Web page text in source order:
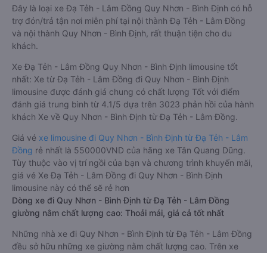
Đây là loại xe Đạ Tẻh - Lâm Đồng Quy Nhơn - Bình Định có hỗ
trợ đón/trả tận nơi miễn phí tại nội thành Đạ Tẻh - Lâm Đồng
và nội thành Quy Nhơn - Bình Định, rất thuận tiện cho du
khách.
Xe Đạ Tẻh - Lâm Đồng Quy Nhơn - Bình Định limousine tốt
nhất: Xe từ Đạ Tẻh - Lâm Đồng đi Quy Nhơn - Bình Định
limousine được đánh giá chung có chất lượng Tốt với điểm
đánh giá trung bình từ 4.1/5 dựa trên 3023 phản hồi của hành
khách Xe về Quy Nhơn - Bình Định từ Đạ Tẻh - Lâm Đồng.
Giá vé xe limousine đi Quy Nhơn - Bình Định từ Đạ Tẻh - Lâm
Đồng rẻ nhất là 550000VND của hãng xe Tân Quang Dũng.
Tùy thuộc vào vị trí ngồi của bạn và chương trình khuyến mãi,
giá vé Xe Đạ Tẻh - Lâm Đồng đi Quy Nhơn - Bình Định
limousine này có thể sẽ rẻ hơn
Dòng xe đi Quy Nhơn - Bình Định từ Đạ Tẻh - Lâm Đồng
giường nằm chất lượng cao: Thoải mái, giá cả tốt nhất
Những nhà xe đi Quy Nhơn - Bình Định từ Đạ Tẻh - Lâm Đồng
đều sở hữu những xe giường nằm chất lượng cao. Trên xe